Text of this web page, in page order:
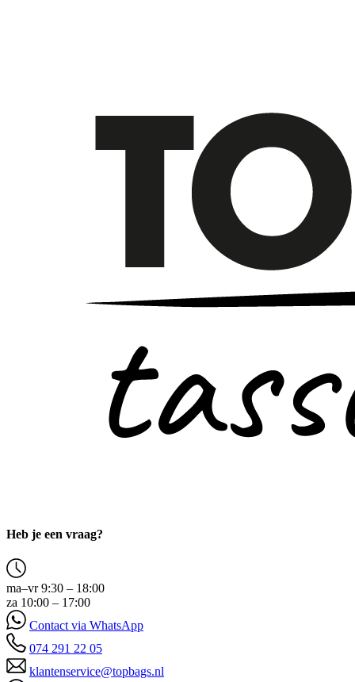
Heb je een vraag?
ma–vr 9:30 – 18:00
za 10:00 – 17:00
Contact via WhatsApp
074 291 22 05
klantenservice@topbags.nl